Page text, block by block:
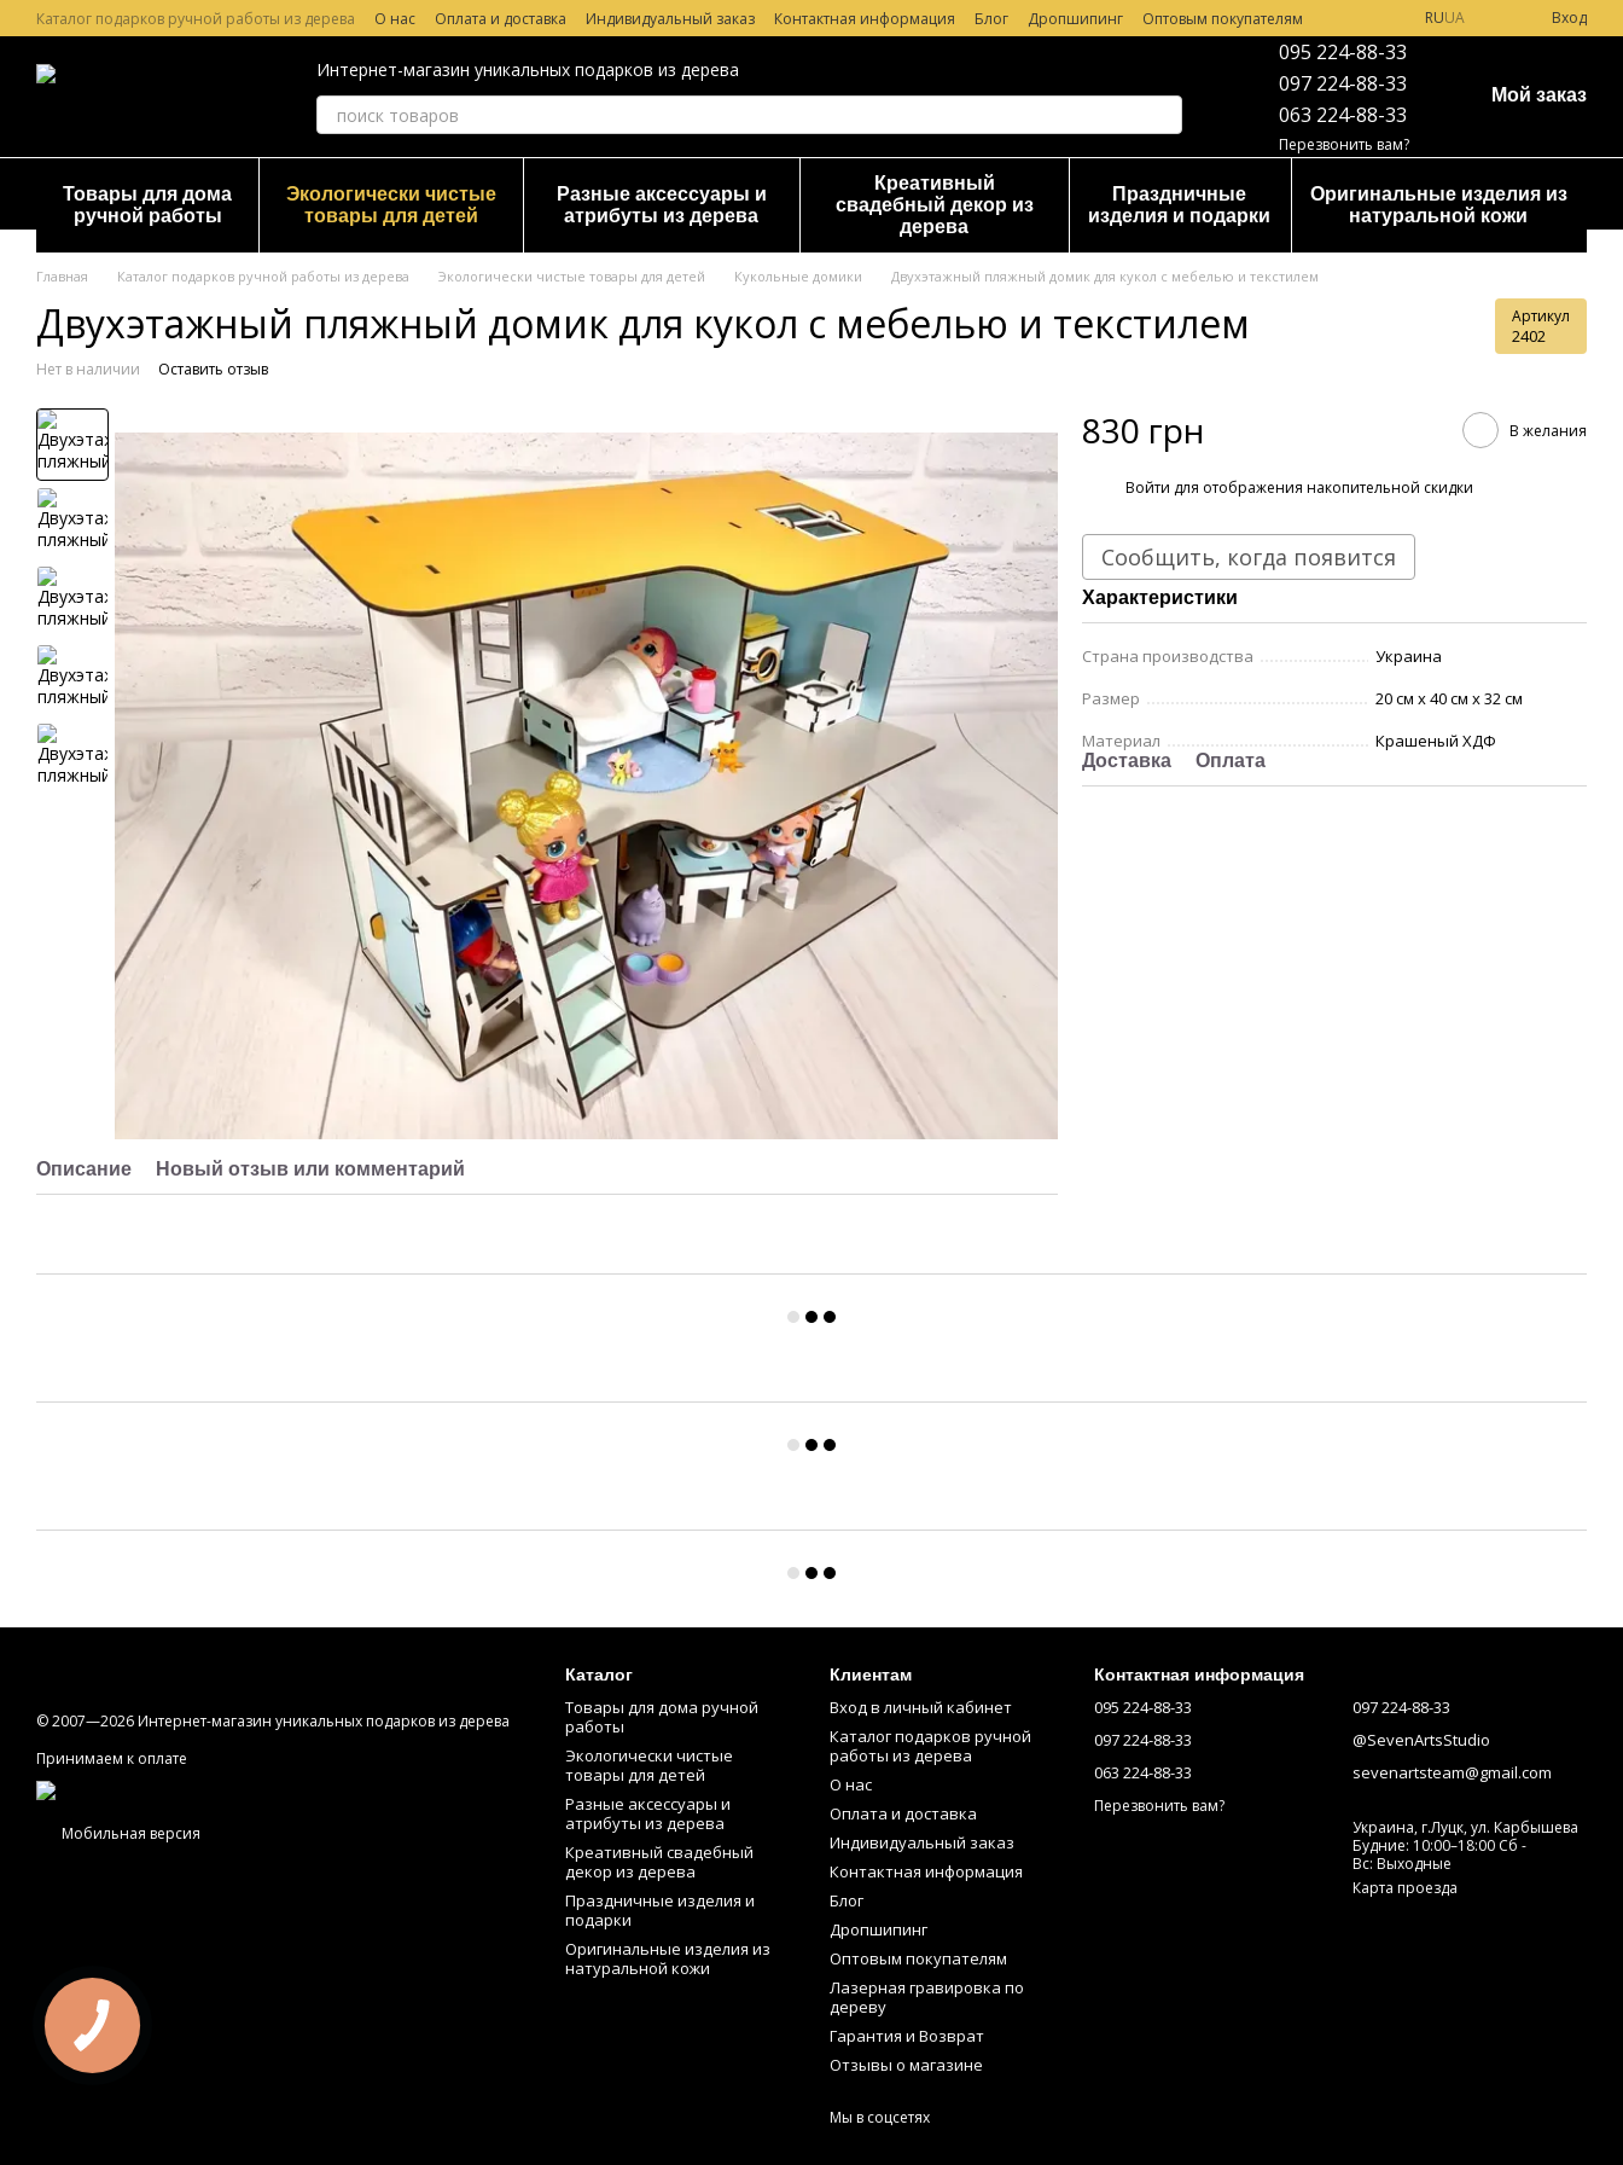
Перейти к основному контенту
Каталог подарков ручной работы из дерева О нас Оплата и доставка Индивидуальный заказ Контактная информация Блог Дропшипинг
Оптовым покупателям
Лазерная гравировка по дереву
Гарантия и Возврат Отзывы о магазине
RUUA Вход
Интернет-магазин уникальных подарков из дерева
095 224-88-33
097 224-88-33
063 224-88-33
Перезвонить вам?
Мой заказ
Товары для дома
ручной работы
Экологически чистые
товары для детей
Разные аксессуары и
атрибуты из дерева
Креативный
свадебный декор из
дерева
Праздничные
изделия и подарки
Оригинальные изделия из
натуральной кожи
Главная Каталог подарков ручной работы из дерева Экологически чистые товары для детей Кукольные домики Двухэтажный пляжный домик для кукол с мебелью и текстилем
Двухэтажный пляжный домик для кукол с мебелью и текстилем Артикул
2402
Нет в наличии Оставить отзыв
Описание Новый отзыв или комментарий
830 грн В желания
Войти для отображения накопительной скидки
Сообщить, когда появится
Характеристики
Страна производства
Украина
Размер
20 см х 40 см х 32 см
Материал
Крашеный ХДФ
Доставка Оплата
© 2007—2026 Интернет-магазин уникальных подарков из дерева
Принимаем к оплате
Мобильная версия
Каталог
Товары для дома ручной
работы
Экологически чистые
товары для детей
Разные аксессуары и
атрибуты из дерева
Креативный свадебный
декор из дерева
Праздничные изделия и
подарки
Оригинальные изделия из
натуральной кожи
Клиентам
Вход в личный кабинет
Каталог подарков ручной
работы из дерева
О нас
Оплата и доставка
Индивидуальный заказ
Контактная информация
Блог
Дропшипинг
Оптовым покупателям
Лазерная гравировка по
дереву
Гарантия и Возврат
Отзывы о магазине
Мы в соцсетях
Контактная информация
095 224-88-33
097 224-88-33
063 224-88-33
Перезвонить вам?
097 224-88-33
@SevenArtsStudio
sevenartsteam@gmail.com
Украина, г.Луцк, ул. Карбышева
Будние: 10:00–18:00 Сб -
Вс: Выходные
Карта проезда